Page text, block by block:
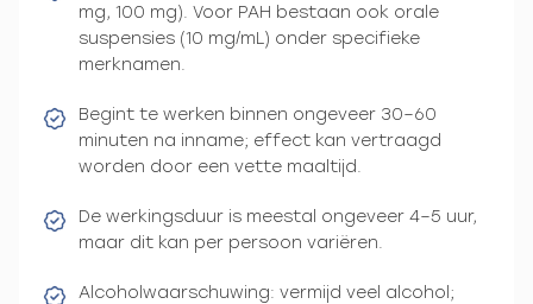
mg, 100 mg). Voor PAH bestaan ook orale
suspensies (10 mg/mL) onder specifieke
merknamen.
Begint te werken binnen ongeveer 30–60
minuten na inname; effect kan vertraagd
worden door een vette maaltijd.
De werkingsduur is meestal ongeveer 4–5 uur,
maar dit kan per persoon variëren.
Alcoholwaarschuwing: vermijd veel alcohol;